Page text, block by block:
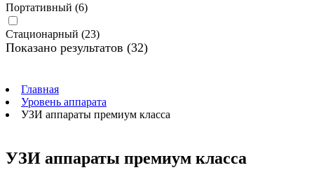
Портативный (6)
Стационарный (23)
Показано результатов (32)
Главная
Уровень аппарата
УЗИ аппараты премиум класса
УЗИ аппараты премиум класса